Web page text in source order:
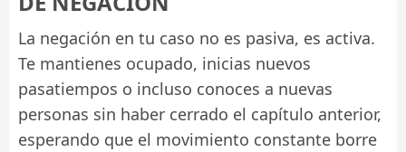
La negación en tu caso no es pasiva, es activa.
Te mantienes ocupado, inicias nuevos
pasatiempos o incluso conoces a nuevas
personas sin haber cerrado el capítulo anterior,
esperando que el movimiento constante borre